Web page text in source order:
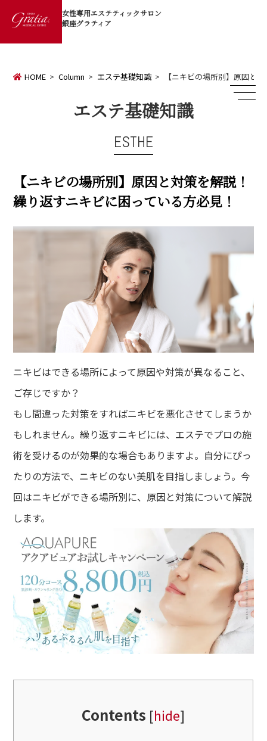
女性専用エステティックサロン
銀座グラティア
HOME Column エステ基礎知識 【ニキビの場所別】原因と
エステ基礎知識
ESTHE
【ニキビの場所別】原因と対策を解説！
繰り返すニキビに困っている方必見！
ニキビはできる場所によって原因や対策が異なること、
ご存じですか？
もし間違った対策をすればニキビを悪化させてしまうか
もしれません。繰り返すニキビには、エステでプロの施
術を受けるのが効果的な場合もありますよ。自分にぴっ
たりの方法で、ニキビのない美肌を目指しましょう。今
回はニキビができる場所別に、原因と対策について解説
します。
Contents [hide]